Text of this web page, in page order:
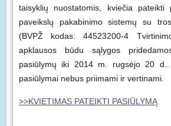
taisyklių nuostatomis, kviečia pateikti
paveikslų pakabinimo sistemų su
(BVPŽ kodas: 44523200-4
apklausos būdu sąlygos
pasiūlymų iki 2014 m. rugsėjo 20
pasiūlymai nebus priimami ir vertinami.
>>KVIETIMAS PATEIKTI PASIŪLYMĄ